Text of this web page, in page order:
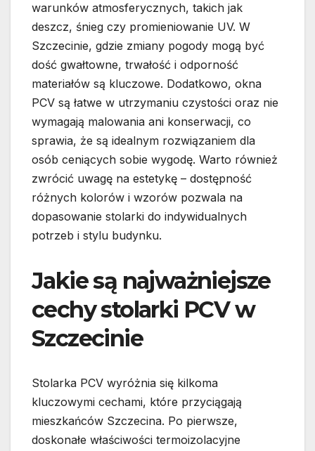
warunków atmosferycznych, takich jak
deszcz, śnieg czy promieniowanie UV. W
Szczecinie, gdzie zmiany pogody mogą być
dość gwałtowne, trwałość i odporność
materiałów są kluczowe. Dodatkowo, okna
PCV są łatwe w utrzymaniu czystości oraz nie
wymagają malowania ani konserwacji, co
sprawia, że są idealnym rozwiązaniem dla
osób ceniących sobie wygodę. Warto również
zwrócić uwagę na estetykę – dostępność
różnych kolorów i wzorów pozwala na
dopasowanie stolarki do indywidualnych
potrzeb i stylu budynku.
Jakie są najważniejsze
cechy stolarki PCV w
Szczecinie
Stolarka PCV wyróżnia się kilkoma
kluczowymi cechami, które przyciągają
mieszkańców Szczecina. Po pierwsze,
doskonałe właściwości termoizolacyjne